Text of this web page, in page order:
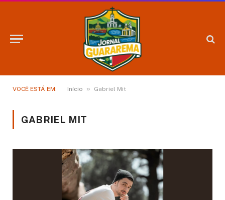
VOCÊ ESTÁ EM: Início » Gabriel Mit
GABRIEL MIT